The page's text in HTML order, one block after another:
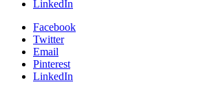
LinkedIn
Facebook
Twitter
Email
Pinterest
LinkedIn